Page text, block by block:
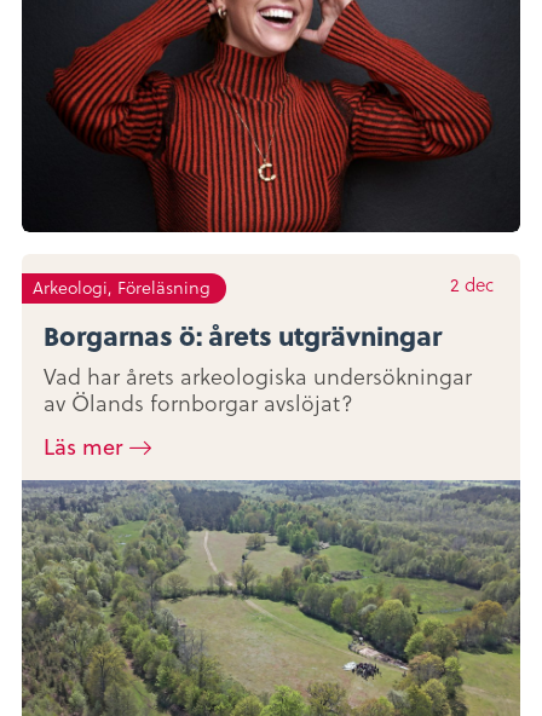
Arkeologi, Föreläsning 2 dec
Borgarnas ö: årets utgrävningar
Vad har årets arkeologiska undersökningar
av Ölands fornborgar avslöjat?
Läs mer